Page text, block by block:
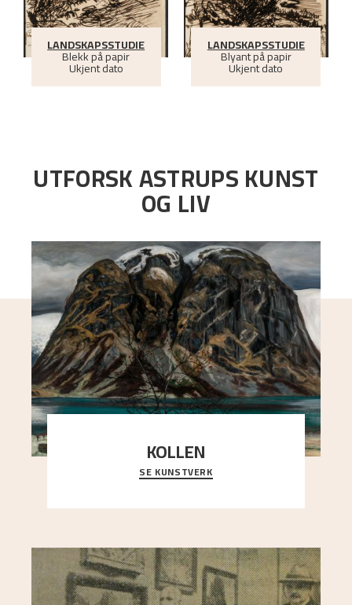
LANDSKAPSSTUDIE
Blekk på papir
Ukjent dato
LANDSKAPSSTUDIE
Blyant på papir
Ukjent dato
UTFORSK ASTRUPS KUNST
OG LIV
KOLLEN
Et ruvende fjell dominerer bildeflaten, og står i
sterk kontrast til det spinkle rognetreet ute
SE KUNSTVERK